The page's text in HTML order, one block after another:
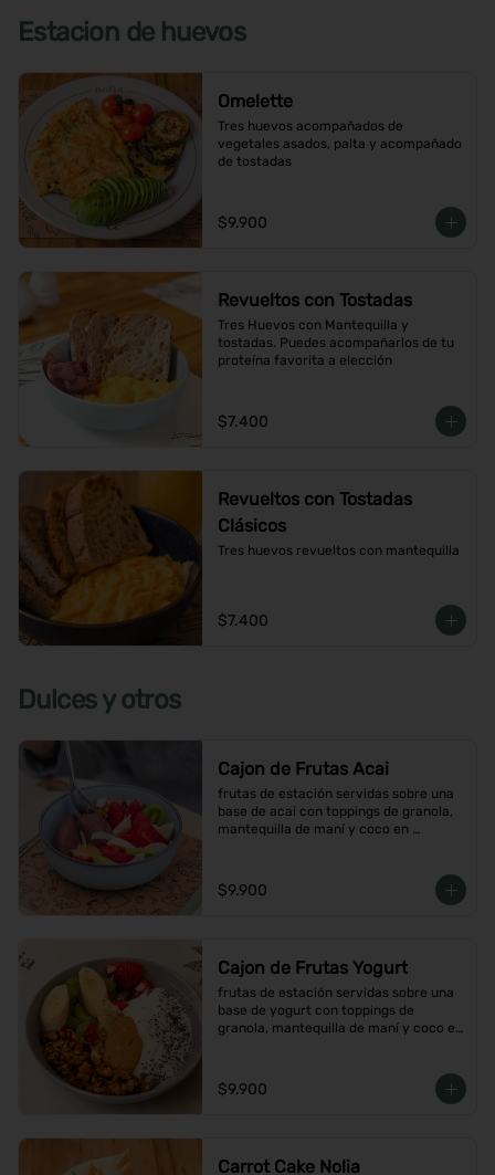
Estacion de huevos
Omelette
Tres huevos acompañados de
vegetales asados, palta y acompañado
de tostadas
$9.900
Revueltos con Tostadas
Tres Huevos con Mantequilla y
tostadas. Puedes acompañarlos de tu
proteína favorita a elección
$7.400
Revueltos con Tostadas
Clásicos
Tres huevos revueltos con mantequilla
$7.400
Dulces y otros
Cajon de Frutas Acai
frutas de estación servidas sobre una
base de acai con toppings de granola,
mantequilla de maní y coco en
$9.900
Cajon de Frutas Yogurt
frutas de estación servidas sobre una
base de yogurt con toppings de
granola, mantequilla de maní y coco en
$9.900
Carrot Cake Nolia